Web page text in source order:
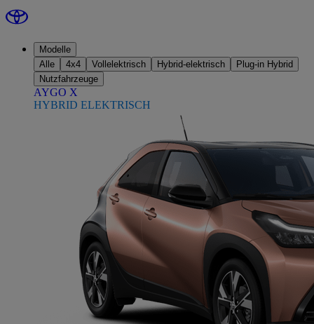
Modelle
Alle
4x4 Vollelektrisch Hybrid-elektrisch
Plug-in Hybrid
Nutzfahrzeuge
AYGO X
HYBRID ELEKTRISCH